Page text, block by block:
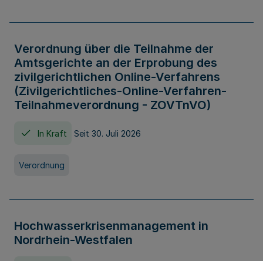
Verordnung über die Teilnahme der
Amtsgerichte an der Erprobung des
zivilgerichtlichen Online-Verfahrens
(Zivilgerichtliches-Online-Verfahren-
Teilnahmeverordnung - ZOVTnVO)
In Kraft Seit 30. Juli 2026
Verordnung
Hochwasserkrisenmanagement in
Nordrhein-Westfalen